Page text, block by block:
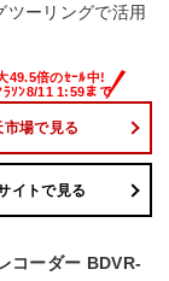
ツーリングで活用
市場で見る
イトで見る
コーダー BDVR-